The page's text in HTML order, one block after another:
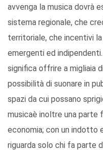
avvenga la musica dovrà
sistema regionale, che
territoriale, che incentivi
emergenti ed
significa offrire a migliaia
possibilità di suonare in
spazi da cui possano
musicaè inoltre una parte
economia; con un indotto
riguarda solo chi fa parte